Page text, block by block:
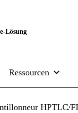
Lösung
Ressourcen
HPTLC/